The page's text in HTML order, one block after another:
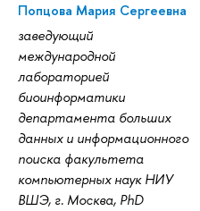
Попцова Мария Сергеевна
заведующий
международной
лабораторией
биоинформатики
департамента больших
данных и информационного
поиска факультета
компьютерных наук НИУ
ВШЭ, г. Москва, PhD